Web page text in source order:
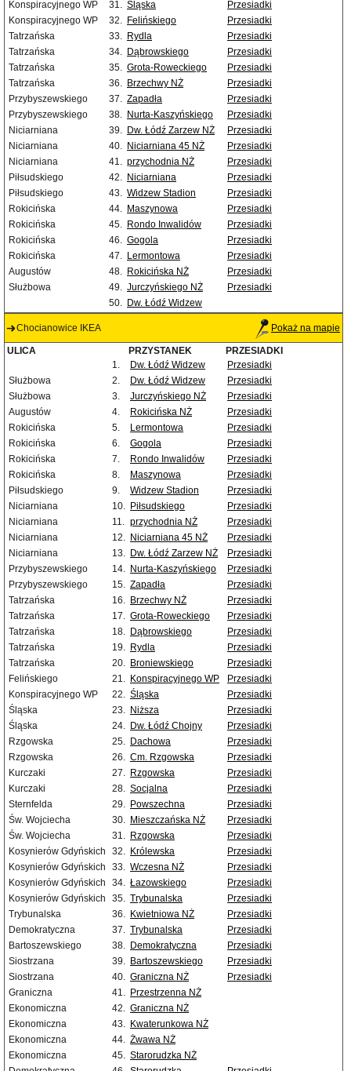
Konspiracyjnego WP
31. Śląska
Przesiadki
Konspiracyjnego WP
32. Felińskiego
Przesiadki
Tatrzańska
33. Rydla
Przesiadki
Tatrzańska
34. Dąbrowskiego
Przesiadki
Tatrzańska
35. Grota-Roweckiego
Przesiadki
Tatrzańska
36. Brzechwy NŻ
Przesiadki
Przybyszewskiego
37. Zapadła
Przesiadki
Przybyszewskiego
38. Nurta-Kaszyńskiego
Przesiadki
Niciarniana
39. Dw. Łódź Zarzew NŻ
Przesiadki
Niciarniana
40. Niciarniana 45 NŻ
Przesiadki
Niciarniana
41. przychodnia NŻ
Przesiadki
Piłsudskiego
42. Niciarniana
Przesiadki
Piłsudskiego
43. Widzew Stadion
Przesiadki
Rokicińska
44. Maszynowa
Przesiadki
Rokicińska
45. Rondo Inwalidów
Przesiadki
Rokicińska
46. Gogola
Przesiadki
Rokicińska
47. Lermontowa
Przesiadki
Augustów
48. Rokicińska NŻ
Przesiadki
Służbowa
49. Jurczyńskiego NŻ
Przesiadki
50. Dw. Łódź Widzew
Chocianowice IKEA Pokaż na mapie
ULICA PRZYSTANEK
PRZESIADKI
1.
Dw. Łódź Widzew
Przesiadki
Służbowa
2. Dw. Łódź Widzew
Przesiadki
Służbowa
3. Jurczyńskiego NŻ
Przesiadki
Augustów
4. Rokicińska NŻ
Przesiadki
Rokicińska
5. Lermontowa
Przesiadki
Rokicińska
6. Gogola
Przesiadki
Rokicińska
7. Rondo Inwalidów
Przesiadki
Rokicińska
8. Maszynowa
Przesiadki
Piłsudskiego
9. Widzew Stadion
Przesiadki
Niciarniana
10. Piłsudskiego
Przesiadki
Niciarniana
11. przychodnia NŻ
Przesiadki
Niciarniana
12. Niciarniana 45 NŻ
Przesiadki
Niciarniana
13. Dw. Łódź Zarzew NŻ
Przesiadki
Przybyszewskiego
14. Nurta-Kaszyńskiego
Przesiadki
Przybyszewskiego
15. Zapadła
Przesiadki
Tatrzańska
16. Brzechwy NŻ
Przesiadki
Tatrzańska
17. Grota-Roweckiego
Przesiadki
Tatrzańska
18. Dąbrowskiego
Przesiadki
Tatrzańska
19. Rydla
Przesiadki
Tatrzańska
20. Broniewskiego
Przesiadki
Felińskiego
21. Konspiracyjnego WP
Przesiadki
Konspiracyjnego WP
22. Śląska
Przesiadki
Śląska
23. Niższa
Przesiadki
Śląska
24. Dw. Łódź Chojny
Przesiadki
Rzgowska
25. Dachowa
Przesiadki
Rzgowska
26. Cm. Rzgowska
Przesiadki
Kurczaki
27. Rzgowska
Przesiadki
Kurczaki
28. Socjalna
Przesiadki
Sternfelda
29. Powszechna
Przesiadki
Św. Wojciecha
30. Mieszczańska NŻ
Przesiadki
Św. Wojciecha
31. Rzgowska
Przesiadki
Kosynierów Gdyńskich
32. Królewska
Przesiadki
Kosynierów Gdyńskich
33. Wczesna NŻ
Przesiadki
Kosynierów Gdyńskich
34. Łazowskiego
Przesiadki
Kosynierów Gdyńskich
35. Trybunalska
Przesiadki
Trybunalska
36. Kwietniowa NŻ
Przesiadki
Demokratyczna
37. Trybunalska
Przesiadki
Bartoszewskiego
38. Demokratyczna
Przesiadki
Siostrzana
39. Bartoszewskiego
Przesiadki
Siostrzana
40. Graniczna NŻ
Przesiadki
Graniczna
41. Przestrzenna NŻ
Ekonomiczna
42. Graniczna NŻ
Ekonomiczna
43. Kwaterunkowa NŻ
Ekonomiczna
44. Żwawa NŻ
Ekonomiczna
45. Starorudzka NŻ